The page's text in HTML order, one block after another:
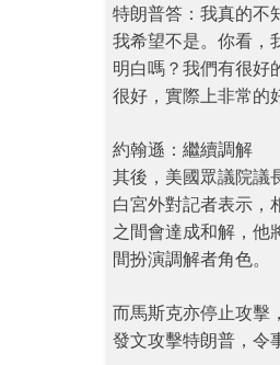
特朗普答：我真的不
我希望不是。你看，
明白嗎？我們有很好
很好，實際上非常的
約翰遜：繼續調解
其後，美國眾議院議
白宮外對記者表示，
之間會達成和解，他
間扮演調解者角色。
而馬斯克亦停止攻擊
發文攻擊特朗普，令